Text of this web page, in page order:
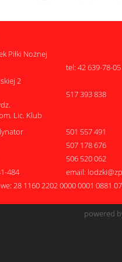
Piłki Nożnej
tel: 42 639-78-05
2
Lic. Klub
517 393 838
501 557 491
507 178 676
506 520 062
484
email:
28 1160 2202 0000 0001 0881
powered